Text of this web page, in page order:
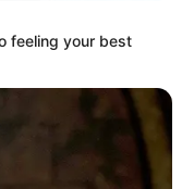
feeling your best